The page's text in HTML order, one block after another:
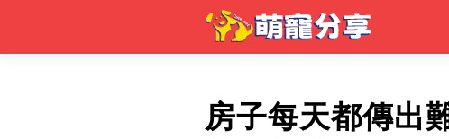
房子每天都傳出